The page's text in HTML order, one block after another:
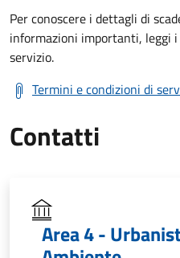
Per conoscere i dettagli di
informazioni importanti, leggi
servizio.
Termini e condizioni di
Contatti
Area 4 -